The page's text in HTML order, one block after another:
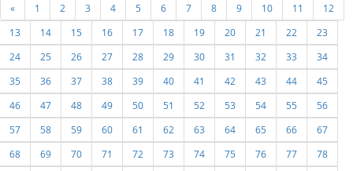
« 1 2 3 4 5 6 7 8 9 10 11
12
13
14 15 16 17 18 19 20 21 22
23
24
25 26 27 28 29 30 31 32 33
34
35
36 37 38 39 40 41 42 43 44
45
46
47 48 49 50 51 52 53 54 55
56
57
58 59 60 61 62 63 64 65 66
67
68
69 70 71 72 73 74 75 76 77
78